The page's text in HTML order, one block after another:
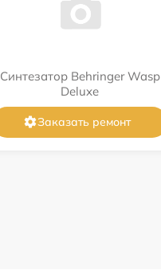
Синтезатор Behringer Wasp
Deluxe
Заказать ремонт